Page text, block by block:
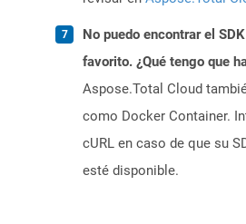
No puedo encontrar el
favorito. ¿Qué tengo que
Aspose.Total Cloud
como Docker Container.
cURL en caso de que su
esté disponible.